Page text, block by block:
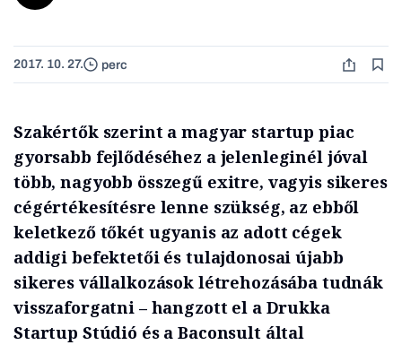
2017. 10. 27. perc
Szakértők szerint a magyar startup piac
gyorsabb fejlődéséhez a jelenleginél jóval
több, nagyobb összegű exitre, vagyis sikeres
cégértékesítésre lenne szükség, az ebből
keletkező tőkét ugyanis az adott cégek
addigi befektetői és tulajdonosai újabb
sikeres vállalkozások létrehozásába tudnák
visszaforgatni – hangzott el a Drukka
Startup Stúdió és a Baconsult által